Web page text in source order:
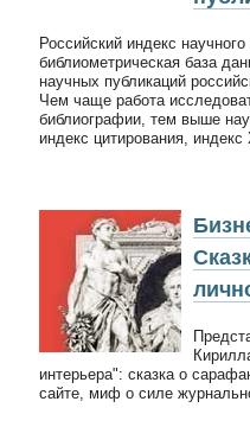
Российский индекс
библиометрическая база
научных публикаций
Чем чаще работа
библиографии, тем выше
индекс цитирования, индекс
интерьера": сказка о
сайте, миф о силе